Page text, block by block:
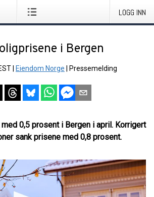
LOGG INN
i Bergen
Eiendom Norge Pressemelding
0,5 prosent i Bergen i april. Korrigert
sank prisene med 0,8 prosent.